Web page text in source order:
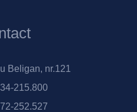
Beligan, nr.121
215.800
252.527